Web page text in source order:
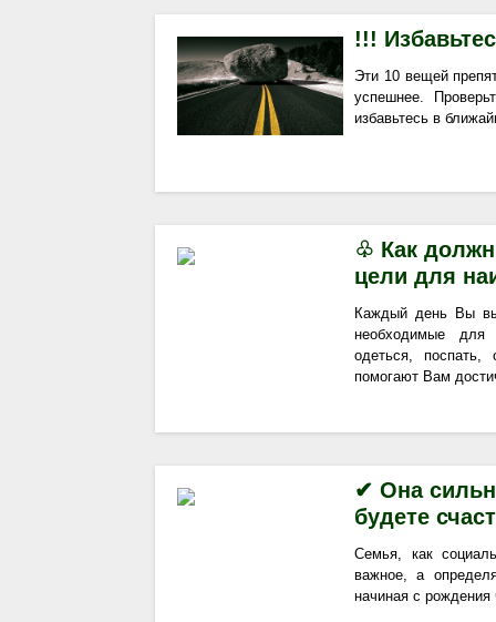
!!!
Эти 10 вещей
успешнее.
избавьтесь в
♧ Как
цели для
Каждый день Вы
необходимые для
одеться,
помогают Вам
✔ Она
будете
Семья, как
важное, а
начиная с рождения